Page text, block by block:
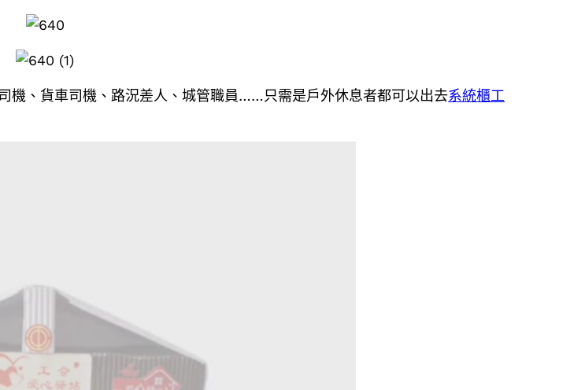
機、貨車司機、路況差人、城管職員……只需是戶外休息者都可以出去系統櫃工